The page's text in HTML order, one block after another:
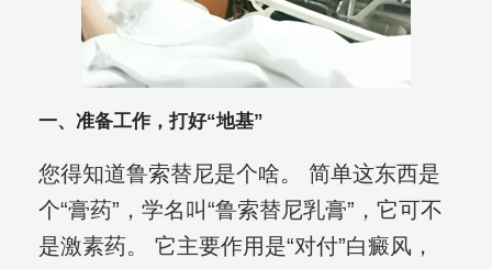
一、准备工作，打好“地基”
您得知道鲁索替尼是个啥。 简单这东西是
个“膏药”，学名叫“鲁索替尼乳膏”，它可不
是激素药。 它主要作用是“对付”白癜风，